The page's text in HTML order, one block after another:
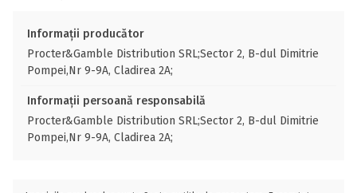
Informații producător
Procter&Gamble Distribution SRL;Sector 2, B-dul Dimitrie
Pompei,Nr 9-9A, Cladirea 2A;
Informații persoană responsabilă
Procter&Gamble Distribution SRL;Sector 2, B-dul Dimitrie
Pompei,Nr 9-9A, Cladirea 2A;